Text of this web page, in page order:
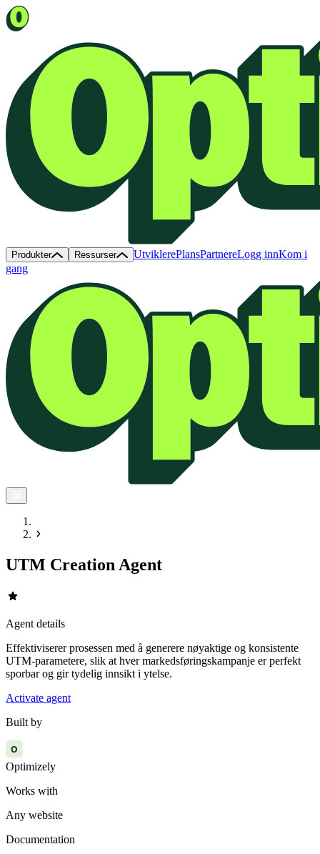
Produkter Ressurser UtviklerePlansPartnereLogg innKom i
gang
UTM Creation Agent
star
Agent details
Effektiviserer prosessen med å generere nøyaktige og konsistente
UTM-parametere, slik at hver markedsføringskampanje er perfekt
sporbar og gir tydelig innsikt i ytelse.
Activate agent
Built by
O
Optimizely
Works with
Any website
Documentation